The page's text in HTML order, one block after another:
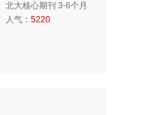
北大核心期刊 3-6个月
人气： 5220